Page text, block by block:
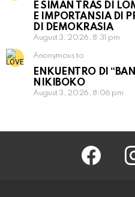
E SIMAN TRAS DI
E IMPORTANSIA DI
DI DEMOKRASIA
August 3, 2026, 8:31 pm
Anonymous to
ENKUENTRO DI
NIKIBOKO
August 3, 2026, 8:06 pm
facebook